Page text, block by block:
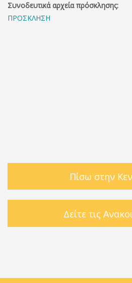
Συνοδευτικά αρχεία πρόσκλησης:
ΠΡΟΣΚΛΗΣΗ
Πίσω στην
Δείτε τις